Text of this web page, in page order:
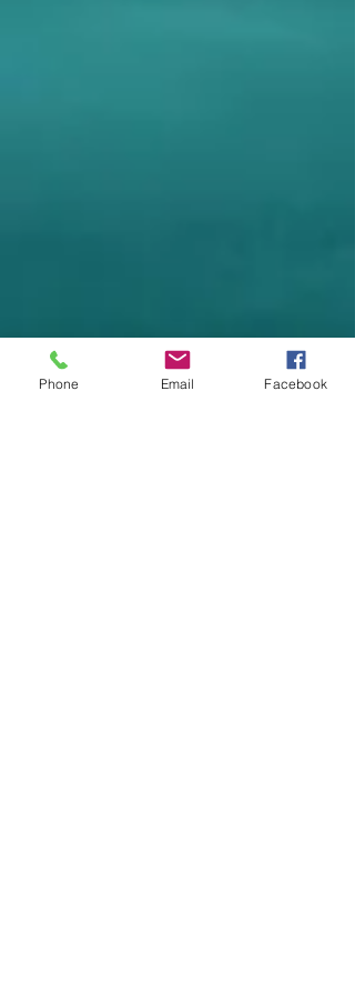
Phone Email Facebook